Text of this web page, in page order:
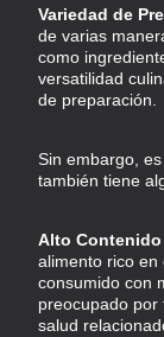
Variedad de
de varias
como
versatilidad
de preparación.
Sin embargo,
también tiene
Alto Contenido
alimento rico
consumido con
preocupado por
salud